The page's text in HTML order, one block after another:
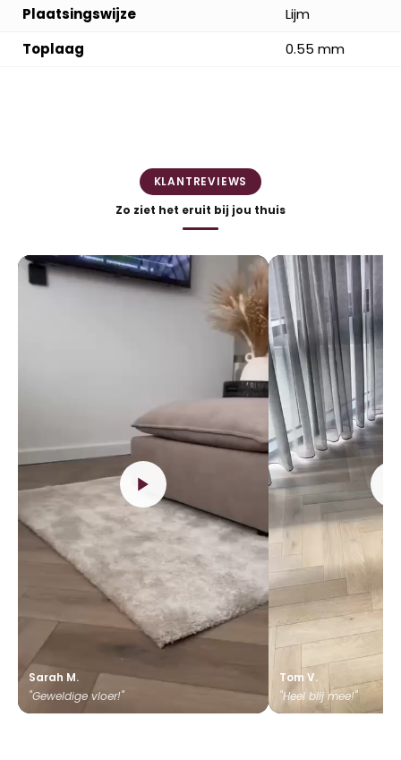
Plaatsingswijze
Lijm
Toplaag
0.55 mm
KLANTREVIEWS
Zo ziet het eruit bij jou thuis
Sarah M.
"Geweldige vloer!"
Tom V.
"Heel blij mee!"